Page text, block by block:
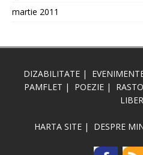
martie 2011
DIZABILITATE |
PAMFLET | POEZIE |
HARTA SITE| DESPRE